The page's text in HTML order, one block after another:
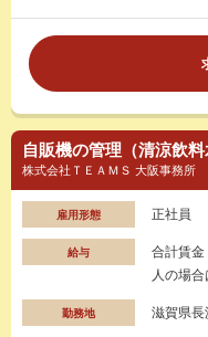
自販機の管理（清涼飲
株式会社ＴＥＡＭＳ 大阪事務所
雇用形態 正社員
給与
合計賃
人の場
勤務地 滋賀県長